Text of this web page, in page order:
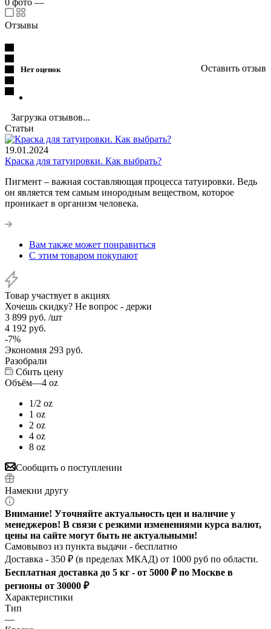
Отзывы
Нет оценок Оставить отзыв
Загрузка отзывов...
Статьи
19.01.2024
Краска для татуировки. Как выбрать?
Пигмент – важная составляющая процесса татуировки. Ведь
он является тем самым инородным веществом, которое
проникает в организм человека.
Вам также может понравиться
С этим товаром покупают
Товар участвует в акциях
Хочешь скидку? Не вопрос - держи
3 899 руб. /шт
4 192 руб.
-7%
Экономия 293 руб.
Разобрали
Сбить цену
Объём—4 oz
1/2 oz
1 oz
2 oz
4 oz
8 oz
Сообщить о поступлении
Намекни другу
Внимание! Уточняйте актуальность цен и наличие у
менеджеров! В связи с резкими изменениями курса валют,
цены на сайте могут быть не актуальными!
Самовывоз из пункта выдачи - бесплатно
Доставка - 350 ₽ (в пределах МКАД) от 1000 руб по области.
Бесплатная доставка до 5 кг - от 5000 ₽ по Москве в
регионы от 30000 ₽
Характеристики
Тип
—